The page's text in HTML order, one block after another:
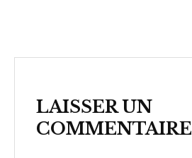
LAISSER UN
COMMENTAIRE